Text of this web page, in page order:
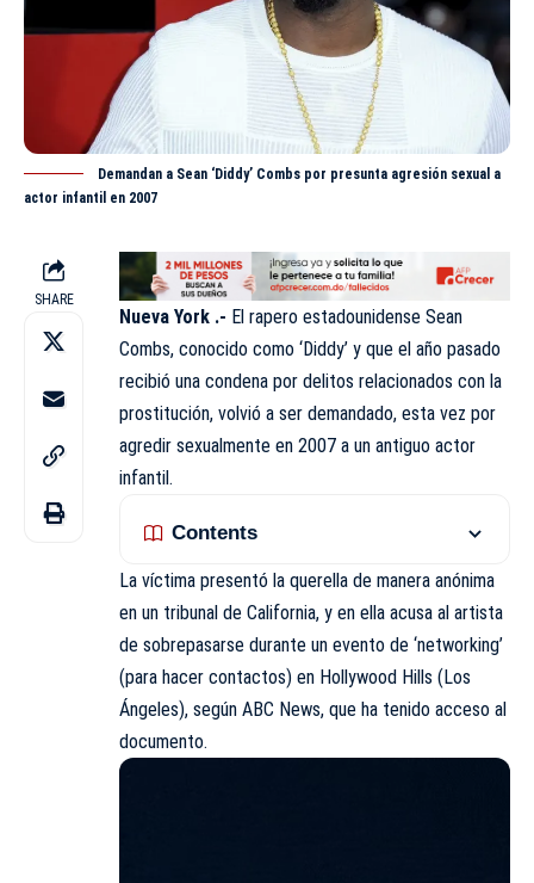
Demandan a Sean ‘Diddy’ Combs por presunta agresión sexual a
actor infantil en 2007
SHARE
Nueva York .- El rapero estadounidense Sean
Combs, conocido como ‘Diddy’ y que el año pasado
recibió una condena por delitos relacionados con la
prostitución, volvió a ser demandado, esta vez por
agredir sexualmente en 2007 a un antiguo actor
infantil.
Contents
La víctima presentó la querella de manera anónima
en un tribunal de California, y en ella acusa al artista
de sobrepasarse durante un evento de ‘networking’
(para hacer contactos) en Hollywood Hills (Los
Ángeles), según ABC News, que ha tenido acceso al
documento.